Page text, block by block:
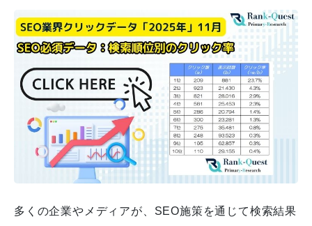
多くの企業やメディアが、SEO施策を通じて検索結果